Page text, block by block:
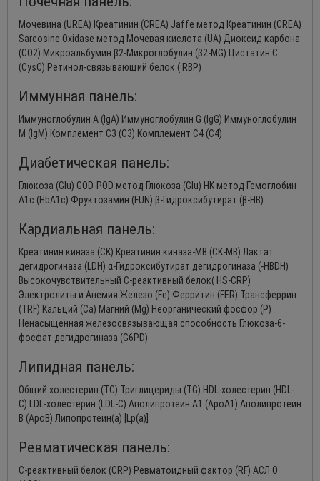
Мочевина (UREA) Креатинин (CREA) Jaffe метод Креатинин (CREA)
Sarcosine Oxidase метод Мочевая кислота (UA) Диоксид карбона
(CO2) Микроальбумин β2-Микроглобулин (β2-MG) Цистатин C
(CysC) Ретинол-связывающий белок ( RBP)
Иммунная панель:
Иммуноглобулин A (IgA) Иммуноглобулин G (IgG) Иммуноглобулин
M (IgM) Комплемент C3 (C3) Комплемент C4 (C4)
Диабетическая панель:
Глюкоза (Glu) GOD-POD метод Глюкоза (Glu) HK метод Гемоглобин
A1c (HbA1c) Фруктозамин (FUN) β-Гидроксибутират (β-HB)
Кардиальная панель:
Креатинин киназа (CK) Креатинин киназа-MB (CK-MB) Лактат
дегидрогиназа (LDH) α-Гидроксибутират дегидрогиназа (-HBDH)
Высокочувствительный C-реактивный белок( HS-CRP)
Электролиты и Анемия Железо (Fe) Ферритин (FER) Трансферрин
(TRF) Кальций (Ca) Магний (Mg) Неорганический фосфор (P)
Ненасыщенная железосвязывающая способность Глюкоза-6-
фосфат дегидрогиназа (G6PD)
Липидная панель:
Общий холестерин (TC) Триглицериды (TG) HDL-холестерин (HDL-
C) LDL-холестерин (LDL-C) Аполипротеин A1 (ApoA1) Аполипротеин
B (ApoB) Липопротеин(a) [Lp(a)]
Ревматическая панель:
C-реактивный белок (CRP) Ревматоидный фактор (RF) АСЛ O